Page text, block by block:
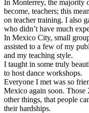
In Monterrey, the majority
become, teachers; this
on teacher training. I also
who didn’t have much
In Mexico City, small
assisted to a few of my
and my teaching style.
I taught in some truly
to host dance workshops.
Everyone I met was so
Mexico again soon.
other things, that people
their hardships.